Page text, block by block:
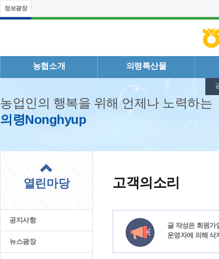
정보광장
농협소개 의령특산물
농업인의 행복을 위해 언제나 노력하는
의령Nonghyup
열린마당
공지사항
뉴스광장
고객의소리
글 작성은 회원가
운영자에 의해 삭